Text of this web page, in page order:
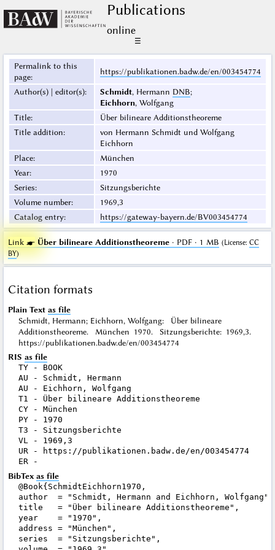
Publications
online
☰
Permalink to this
page:
https://publikationen.badw.de/en/003454774
Author(s) | editor(s): Schmidt, Hermann DNB;
Eichhorn, Wolfgang
Title:
Über bilineare Additionstheoreme
Title addition:
von Hermann Schmidt und Wolfgang
Eichhorn
Place:
München
Year:
1970
Series:
Sitzungsberichte
Volume number:
1969,3
Catalog entry: https://gateway-bayern.de/BV003454774
Link ☛ Über bilineare Additionstheoreme· PDF · 1 MB (License: CC
BY)
Citation formats
Plain Text as file
Schmidt, Hermann; Eichhorn, Wolfgang: Über bilineare
Additionstheoreme. München 1970. Sitzungsberichte: 1969,3.
https://publikationen.badw.de/en/003454774
RIS as file
TY - BOOK
AU - Schmidt, Hermann
AU - Eichhorn, Wolfgang
T1 - Über bilineare Additionstheoreme
CY - München
PY - 1970
T3 - Sitzungsberichte
VL - 1969,3
UR - https://publikationen.badw.de/en/003454774
BibTex as file
@Book{SchmidtEichhorn1970,
author  = "Schmidt, Hermann and Eichhorn, Wolfgang",
title   = "Über bilineare Additionstheoreme",
year    = "1970",
address = "München",
series  = "Sitzungsberichte",